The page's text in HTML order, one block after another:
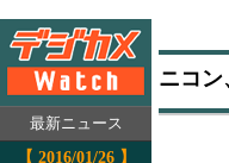
最新ニュース
【 2016/01/26 】
ニコン